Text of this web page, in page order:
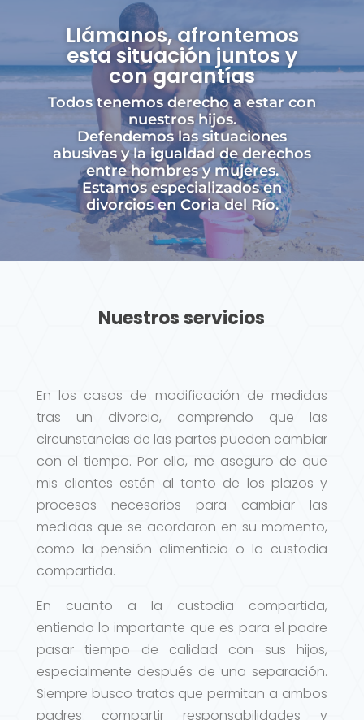
Llámanos, afrontemos
esta situación juntos y
con garantías
Todos tenemos derecho a estar con
nuestros hijos.
Defendemos las situaciones
abusivas y la igualdad de derechos
entre hombres y mujeres.
Estamos especializados en
divorcios en Coria del Río.
Nuestros servicios
En los casos de modificación de medidas
tras un divorcio, comprendo que las
circunstancias de las partes pueden cambiar
con el tiempo. Por ello, me aseguro de que
mis clientes estén al tanto de los plazos y
procesos necesarios para cambiar las
medidas que se acordaron en su momento,
como la pensión alimenticia o la custodia
compartida.
En cuanto a la custodia compartida,
entiendo lo importante que es para el padre
pasar tiempo de calidad con sus hijos,
especialmente después de una separación.
Siempre busco tratos que permitan a ambos
padres compartir responsabilidades y